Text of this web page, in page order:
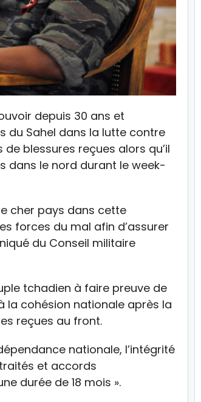
depuis 30 ans et
du Sahel dans la lutte contre
blessures reçues alors qu’il
dans le nord durant le week-
cher pays dans cette
forces du mal afin d’assurer
du Conseil militaire
tchadien à faire preuve de
la cohésion nationale après la
reçues au front.
nationale, l’intégrité
et accords
durée de 18 mois ».